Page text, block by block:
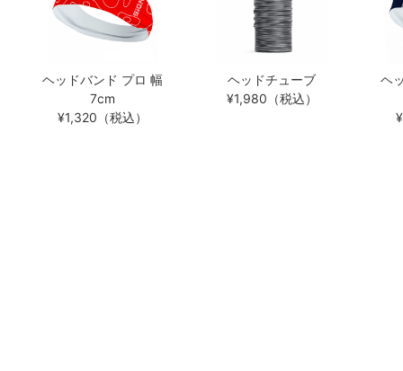
ヘッドバンド プロ 幅
7cm
¥1,320（税込）
ヘッドチューブ
¥1,980（税込）
ヘ